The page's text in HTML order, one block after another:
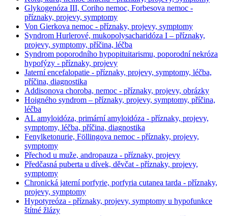
Glykogenóza III, Coriho nemoc, Forbesova nemoc -
příznaky, projevy, symptomy
Von Gierkova nemoc - příznaky, projevy, symptomy
Syndrom Hurlerové, mukopolysacharidóza I – příznaky,
projevy, symptomy, příčina, léčba
Syndrom poporodního hypopituitarismu, poporodní nekróza
hypofýzy - příznaky, projevy
Jaterní encefalopatie - příznaky, projevy, symptomy, léčba,
příčina, diagnostika
Addisonova choroba, nemoc - příznaky, projevy, obrázky
Hoigného syndrom – příznaky, projevy, symptomy, příčina,
léčba
AL amyloidóza, primární amyloidóza - příznaky, projevy,
symptomy, léčba, příčina, diagnostika
Fenylketonurie, Föllingova nemoc - příznaky, projevy,
symptomy
Přechod u muže, andropauza - příznaky, projevy
Předčasná puberta u dívek, děvčat - příznaky, projevy,
symptomy
Chronická jaterní porfyrie, porfyria cutanea tarda - příznaky,
projevy, symptomy
Hypotyreóza - příznaky, projevy, symptomy u hypofunkce
štítné žlázy